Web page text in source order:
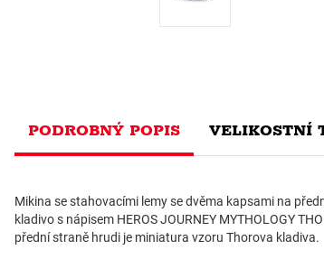
PODROBNÝ POPIS VELIKOSTNÍ
Mikina se stahovacími lemy se dvěma kapsami na
kladivo s nápisem HEROS JOURNEY MYTHOLOGY
přední straně hrudi je miniatura vzoru Thorova kladiva.